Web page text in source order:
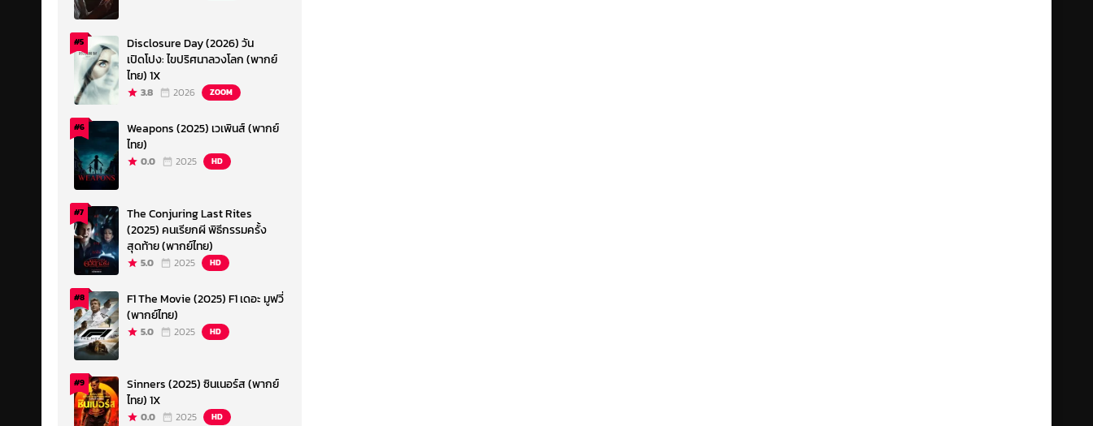
#5
Disclosure Day (2026) วัน
เปิดโปง: ไขปริศนาลวงโลก (พากย์
ไทย) 1X
3.8 2026 ZOOM
#6
Weapons (2025) เวเพินส์ (พากย์
ไทย)
0.0 2025 HD
#7
The Conjuring Last Rites
(2025) คนเรียกผี พิธีกรรมครั้ง
สุดท้าย (พากย์ไทย)
5.0 2025 HD
#8
F1 The Movie (2025) F1 เดอะ มูฟวี่
(พากย์ไทย)
5.0 2025 HD
#9
Sinners (2025) ซินเนอร์ส (พากย์
ไทย) 1X
0.0 2025 HD